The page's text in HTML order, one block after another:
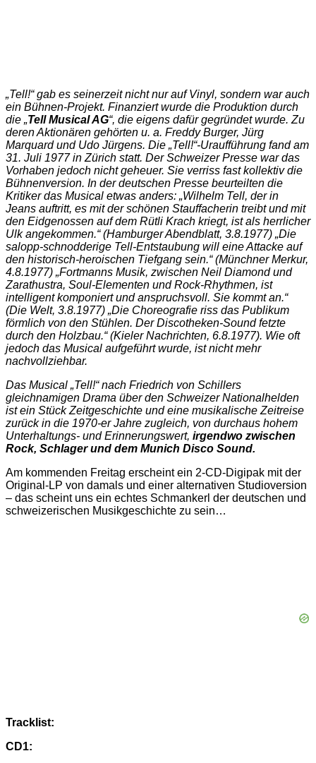
„Tell!“ gab es seinerzeit nicht nur auf Vinyl, sondern war auch
ein Bühnen-Projekt. Finanziert wurde die Produktion durch
die „Tell Musical AG“, die eigens dafür gegründet wurde. Zu
deren Aktionären gehörten u. a. Freddy Burger, Jürg
Marquard und Udo Jürgens. Die „Tell!“-Uraufführung fand am
31. Juli 1977 in Zürich statt. Der Schweizer Presse war das
Vorhaben jedoch nicht geheuer. Sie verriss fast kollektiv die
Bühnenversion. In der deutschen Presse beurteilten die
Kritiker das Musical etwas anders: „Wilhelm Tell, der in
Jeans auftritt, es mit der schönen Stauffacherin treibt und mit
den Eidgenossen auf dem Rütli Krach kriegt, ist als herrlicher
Ulk angekommen.“ (Hamburger Abendblatt, 3.8.1977) „Die
salopp-schnodderige Tell-Entstaubung will eine Attacke auf
den historisch-heroischen Tiefgang sein.“ (Münchner Merkur,
4.8.1977) „Fortmanns Musik, zwischen Neil Diamond und
Zarathustra, Soul-Elementen und Rock-Rhythmen, ist
intelligent komponiert und anspruchsvoll. Sie kommt an.“
(Die Welt, 3.8.1977) „Die Choreografie riss das Publikum
förmlich von den Stühlen. Der Discotheken-Sound fetzte
durch den Holzbau.“ (Kieler Nachrichten, 6.8.1977). Wie oft
jedoch das Musical aufgeführt wurde, ist nicht mehr
nachvollziehbar.
Das Musical „Tell!“ nach Friedrich von Schillers
gleichnamigen Drama über den Schweizer Nationalhelden
ist ein Stück Zeitgeschichte und eine musikalische Zeitreise
zurück in die 1970-er Jahre zugleich, von durchaus hohem
Unterhaltungs- und Erinnerungswert, irgendwo zwischen
Rock, Schlager und dem Munich Disco Sound.
Am kommenden Freitag erscheint ein 2-CD-Digipak mit der
Original-LP von damals und einer alternativen Studioversion
– das scheint uns ein echtes Schmankerl der deutschen und
schweizerischen Musikgeschichte zu sein…
Tracklist:
CD1: